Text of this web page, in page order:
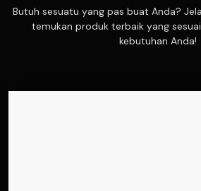
Butuh sesuatu yang pas buat Anda?
temukan produk terbaik yang
kebutuhan Anda!